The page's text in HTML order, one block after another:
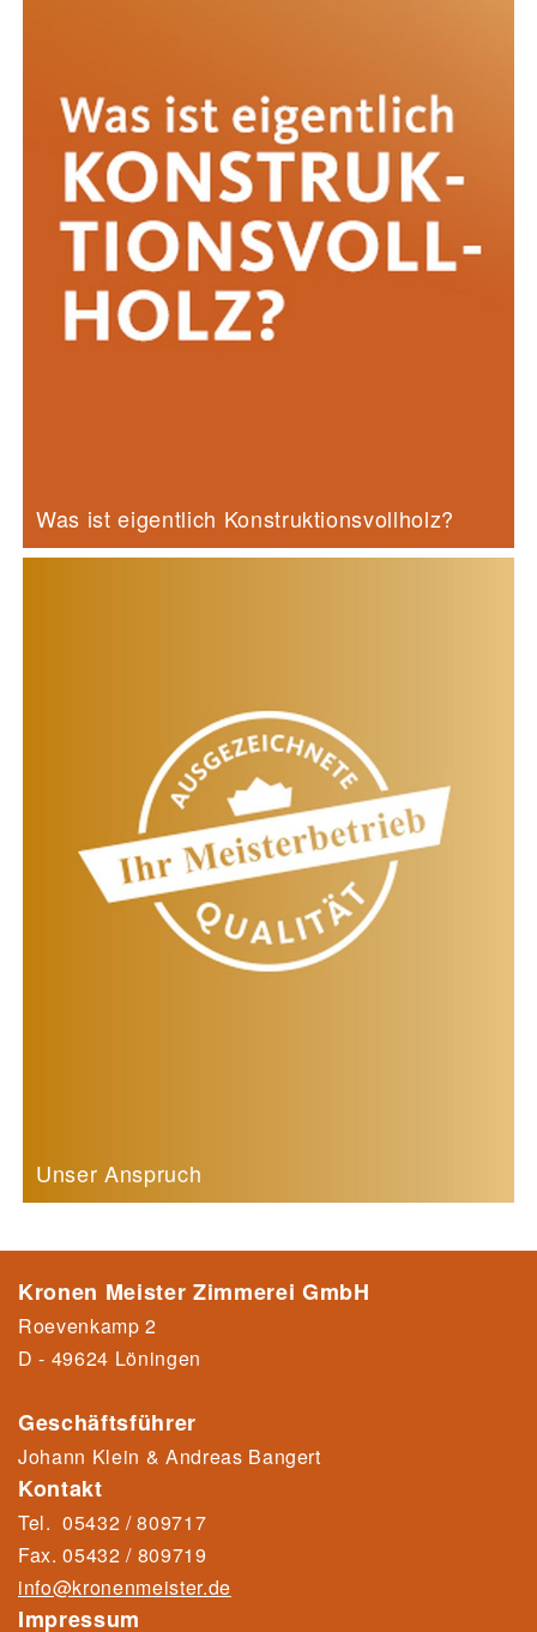
Was ist eigentlich Konstruktionsvollholz?
Unser Anspruch
Kronen Meister Zimmerei GmbH
Roevenkamp 2
D - 49624 Löningen
Geschäftsführer
Johann Klein & Andreas Bangert
Kontakt
Tel. 05432 / 809717
Fax.05432 / 809719
info@kronenmeister.de
Impressum